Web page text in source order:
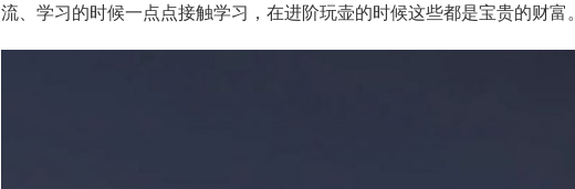
流、学习的时候一点点接触学习，在进阶玩壶的时候这些都是宝贵的财富。